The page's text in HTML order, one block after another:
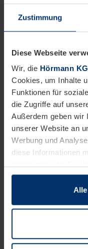
Zustimmung
Diese Webseite
Wir, die Hörmann
Cookies, um Inhalte
Funktionen für
die Zugriffe auf
Außerdem geben wir
unserer Website an
Werbung und
diese Informationen
sie im Rahmen Ihrer
wenn diese für den
notwendig sind. Für
wir Ihre Erlaubnis.
Gute Gründe
Die ideale